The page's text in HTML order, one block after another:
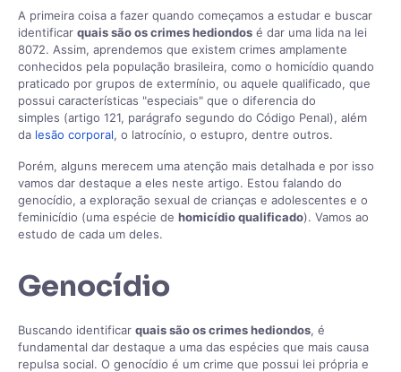
A primeira coisa a fazer quando começamos a estudar e buscar
identificar quais são os crimes hediondos é dar uma lida na lei
8072. Assim, aprendemos que existem crimes amplamente
conhecidos pela população brasileira, como o homicídio quando
praticado por grupos de extermínio, ou aquele qualificado, que
possui características "especiais" que o diferencia do
simples (artigo 121, parágrafo segundo do Código Penal), além
da lesão corporal, o latrocínio, o estupro, dentre outros.
Porém, alguns merecem uma atenção mais detalhada e por isso
vamos dar destaque a eles neste artigo. Estou falando do
genocídio, a exploração sexual de crianças e adolescentes e o
feminicídio (uma espécie de homicídio qualificado). Vamos ao
estudo de cada um deles.
Genocídio
Buscando identificar quais são os crimes hediondos, é
fundamental dar destaque a uma das espécies que mais causa
repulsa social. O genocídio é um crime que possui lei própria e